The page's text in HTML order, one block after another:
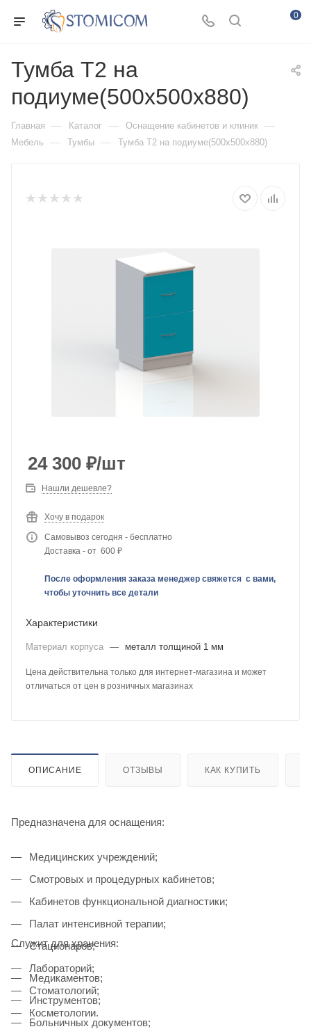
0
Тумба Т2 на
подиуме(500х500х880)
Главная — Каталог — Оснащение кабинетов и клиник —
Мебель — Тумбы — Тумба Т2 на подиуме(500х500х880)
24 300 ₽/шт
Нашли дешевле?
Хочу в подарок
Самовывоз сегодня - бесплатно
Доставка - от 600 ₽
После оформления заказа менеджер свяжется с вами,
чтобы уточнить все детали
Характеристики
Материал корпуса — металл толщиной 1 мм
Цена действительна только для интернет-магазина и может
отличаться от цен в розничных магазинах
ОПИСАНИЕ ОТЗЫВЫ КАК КУПИТЬ
Предназначена для оснащения:
Медицинских учреждений;
Смотровых и процедурных кабинетов;
Кабинетов функциональной диагностики;
Палат интенсивной терапии;
Стационаров;
Лабораторий;
Стоматологий;
Косметологии.
Служит для хранения:
Медикаментов;
Инструментов;
Больничных документов;